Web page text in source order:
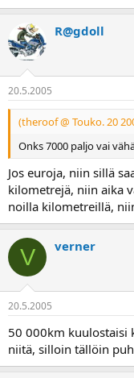
R@gdoll
20.5.2005
(theroof @ Touko. 20
Onks 7000 paljo vai
Jos euroja, niin sillä
kilometrejä, niin aika
noilla kilometreillä,
V verner
20.5.2005
50 000km kuulostaisi
niitä, silloin tällöin